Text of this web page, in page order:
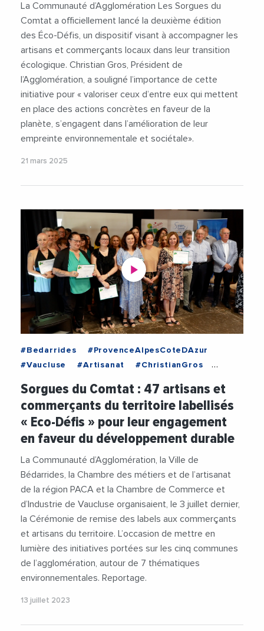
La Communauté d’Agglomération Les Sorgues du
Comtat a officiellement lancé la deuxième édition
des Éco-Défis, un dispositif visant à accompagner les
artisans et commerçants locaux dans leur transition
écologique. Christian Gros, Président de
l’Agglomération, a souligné l’importance de cette
initiative pour « valoriser ceux d’entre eux qui mettent
en place des actions concrètes en faveur de la
planète, s’engagent dans l’amélioration de leur
empreinte environnementale et sociétale».
21 mars 2025
#Bedarrides
#ProvenceAlpesCoteDAzur
#Vaucluse
#Artisanat
#ChristianGros
#Entreprises
#Environnement
#SorguesDuComtat
#Videos
Sorgues du Comtat : 47 artisans et
commerçants du territoire labellisés
« Eco-Défis » pour leur engagement
en faveur du développement durable
La Communauté d’Agglomération, la Ville de
Bédarrides, la Chambre des métiers et de l’artisanat
de la région PACA et la Chambre de Commerce et
d’Industrie de Vaucluse organisaient, le 3 juillet dernier,
la Cérémonie de remise des labels aux commerçants
et artisans du territoire. L’occasion de mettre en
lumière des initiatives portées sur les cinq communes
de l’agglomération, autour de 7 thématiques
environnementales. Reportage.
13 juillet 2023